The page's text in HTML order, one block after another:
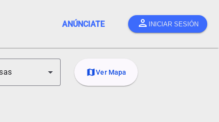
ANÚNCIATE person INICIAR SESIÓN
mapVer Mapa